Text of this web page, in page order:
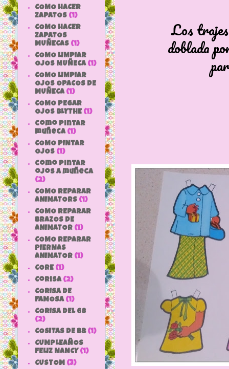
Los
doblada
COMO HACER
ZAPATOS (1)
COMO HACER
ZAPATOS
MUÑECAS (1)
COMO LIMPIAR
OJOS MUÑECA (1)
COMO LIMPIAR
OJOS OPACOS DE
MUÑECA (1)
COMO PEGAR
OJOS BLYTHE (1)
como pintar
muñeca (1)
COMO PINTAR
OJOS (1)
como pintar
ojos a muñeca
(2)
COMO REPARAR
ANIMATORS (1)
COMO REPARAR
BRAZOS DE
ANIMATOR (1)
COMO REPARAR
PIERNAS
ANIMATOR (1)
CORE (1)
Corisa (2)
CORISA DE
FAMOSA (1)
CORISA DEL 68
(2)
COSITAS DE bb (1)
CUMPLEAÑOS
FELIZ NANCY (1)
CUSTOM (3)